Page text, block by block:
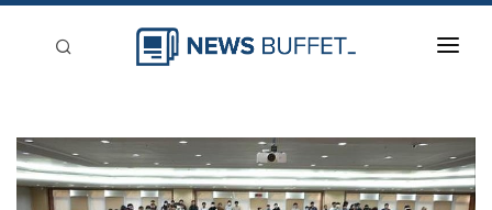
新聞稿分類
登入